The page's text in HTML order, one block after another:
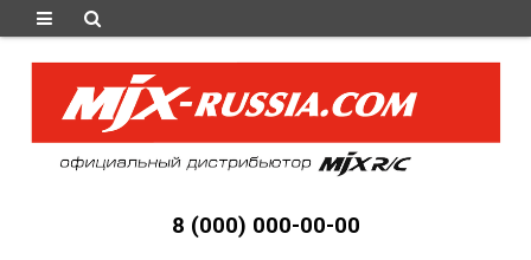
8 (000) 000-00-00